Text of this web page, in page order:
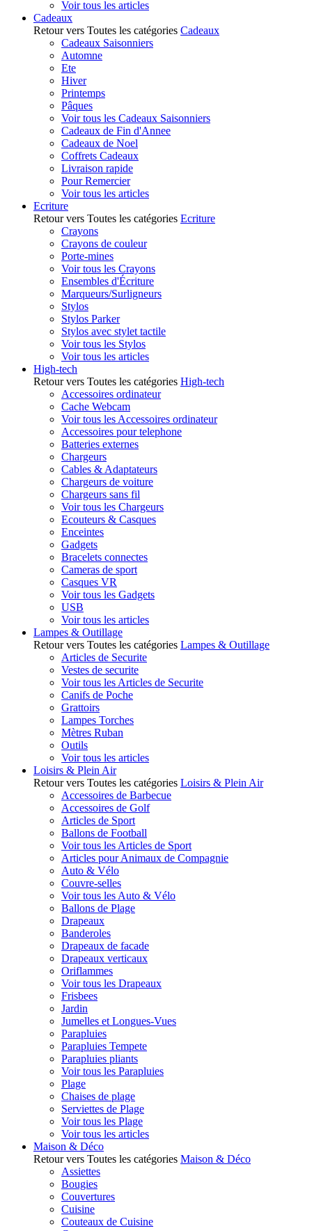
Voir tous les articles
Cadeaux
Retour vers Toutes les catégories Cadeaux
Cadeaux Saisonniers
Automne
Ete
Hiver
Printemps
Pâques
Voir tous les Cadeaux Saisonniers
Cadeaux de Fin d'Annee
Cadeaux de Noel
Coffrets Cadeaux
Livraison rapide
Pour Remercier
Voir tous les articles
Ecriture
Retour vers Toutes les catégories Ecriture
Crayons
Crayons de couleur
Porte-mines
Voir tous les Crayons
Ensembles d'Écriture
Marqueurs/Surligneurs
Stylos
Stylos Parker
Stylos avec stylet tactile
Voir tous les Stylos
Voir tous les articles
High-tech
Retour vers Toutes les catégories High-tech
Accessoires ordinateur
Cache Webcam
Voir tous les Accessoires ordinateur
Accessoires pour telephone
Batteries externes
Chargeurs
Cables & Adaptateurs
Chargeurs de voiture
Chargeurs sans fil
Voir tous les Chargeurs
Ecouteurs & Casques
Enceintes
Gadgets
Bracelets connectes
Cameras de sport
Casques VR
Voir tous les Gadgets
USB
Voir tous les articles
Lampes & Outillage
Retour vers Toutes les catégories Lampes & Outillage
Articles de Securite
Vestes de securite
Voir tous les Articles de Securite
Canifs de Poche
Grattoirs
Lampes Torches
Mètres Ruban
Outils
Voir tous les articles
Loisirs & Plein Air
Retour vers Toutes les catégories Loisirs & Plein Air
Accessoires de Barbecue
Accessoires de Golf
Articles de Sport
Ballons de Football
Voir tous les Articles de Sport
Articles pour Animaux de Compagnie
Auto & Vélo
Couvre-selles
Voir tous les Auto & Vélo
Ballons de Plage
Drapeaux
Banderoles
Drapeaux de facade
Drapeaux verticaux
Oriflammes
Voir tous les Drapeaux
Frisbees
Jardin
Jumelles et Longues-Vues
Parapluies
Parapluies Tempete
Parapluies pliants
Voir tous les Parapluies
Plage
Chaises de plage
Serviettes de Plage
Voir tous les Plage
Voir tous les articles
Maison & Déco
Retour vers Toutes les catégories Maison & Déco
Assiettes
Bougies
Couvertures
Cuisine
Couteaux de Cuisine